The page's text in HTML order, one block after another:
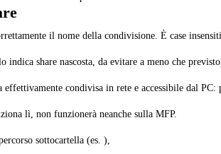
il nome della condivisione. È case
indica share nascosta, da evitare a meno che
effettivamente condivisa in rete e accessibile dal PC:
lì, non funzionerà neanche sulla MFP.
sottocartella (es. ),